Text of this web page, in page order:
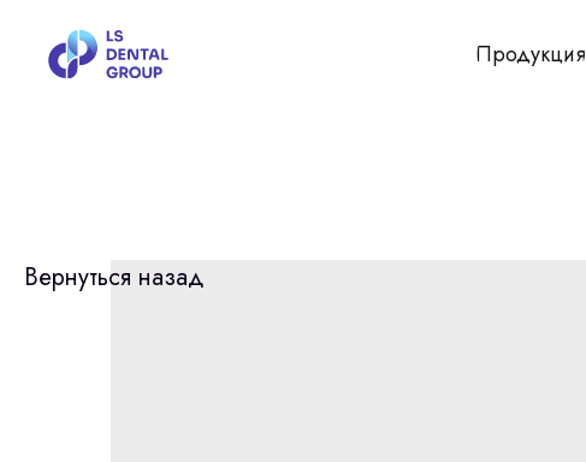
Продукция
Вернуться назад